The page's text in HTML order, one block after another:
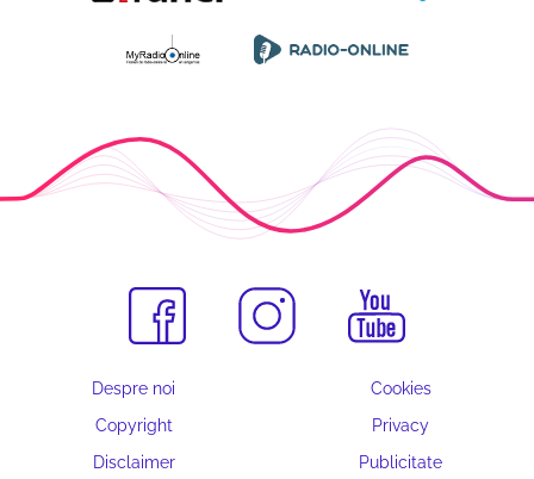
Despre noi
Cookies
Copyright
Privacy
Disclaimer
Publicitate